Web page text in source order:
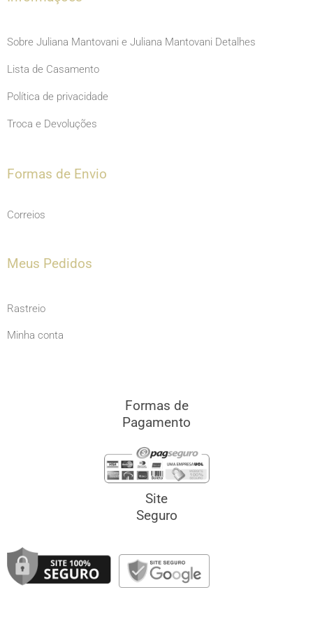
Sobre Juliana Mantovani e Juliana Mantovani Detalhes
Lista de Casamento
Política de privacidade
Troca e Devoluções
Formas de Envio
Correios
Meus Pedidos
Rastreio
Minha conta
Formas de
Pagamento
Site
Seguro